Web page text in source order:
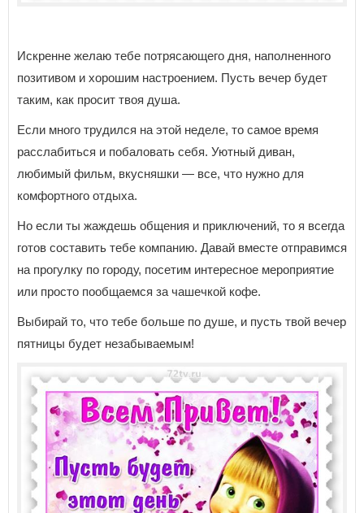
Искренне желаю тебе потрясающего дня, наполненного
позитивом и хорошим настроением. Пусть вечер будет
таким, как просит твоя душа.
Если много трудился на этой неделе, то самое время
расслабиться и побаловать себя. Уютный диван,
любимый фильм, вкусняшки — все, что нужно для
комфортного отдыха.
Но если ты жаждешь общения и приключений, то я всегда
готов составить тебе компанию. Давай вместе отправимся
на прогулку по городу, посетим интересное мероприятие
или просто пообщаемся за чашечкой кофе.
Выбирай то, что тебе больше по душе, и пусть твой вечер
пятницы будет незабываемым!